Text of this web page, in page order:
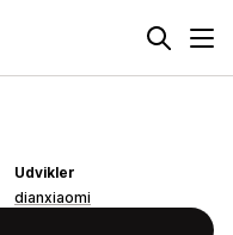
Udvikler
dianxiaomi